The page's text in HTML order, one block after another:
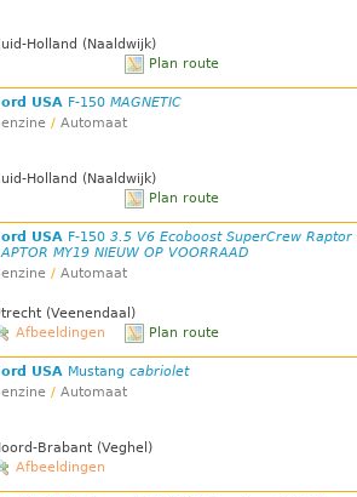
Holland (Naaldwijk)
Plan route
USA F-150 MAGNETIC
/ Automaat
Holland (Naaldwijk)
Plan route
USA F-150 3.5 V6 Ecoboost SuperCrew Raptor
MY19 NIEUW OP VOORRAAD
/ Automaat
(Veenendaal)
Afbeeldingen
Plan route
USA Mustang cabriolet
/ Automaat
Brabant (Veghel)
Afbeeldingen